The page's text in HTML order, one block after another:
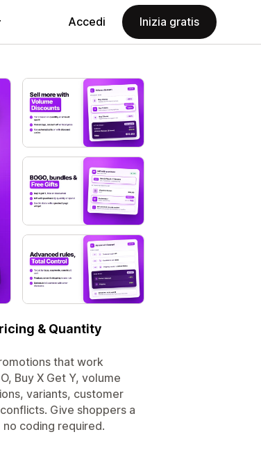
Accedi Inizia gratis
& Quantity
that work
Buy X Get Y, volume
variants, customer
Give shoppers a
coding required.